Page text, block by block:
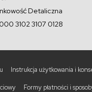
Detaliczna
3102 3107 0128
Instrukcja użytkowania i
Formy płatności i